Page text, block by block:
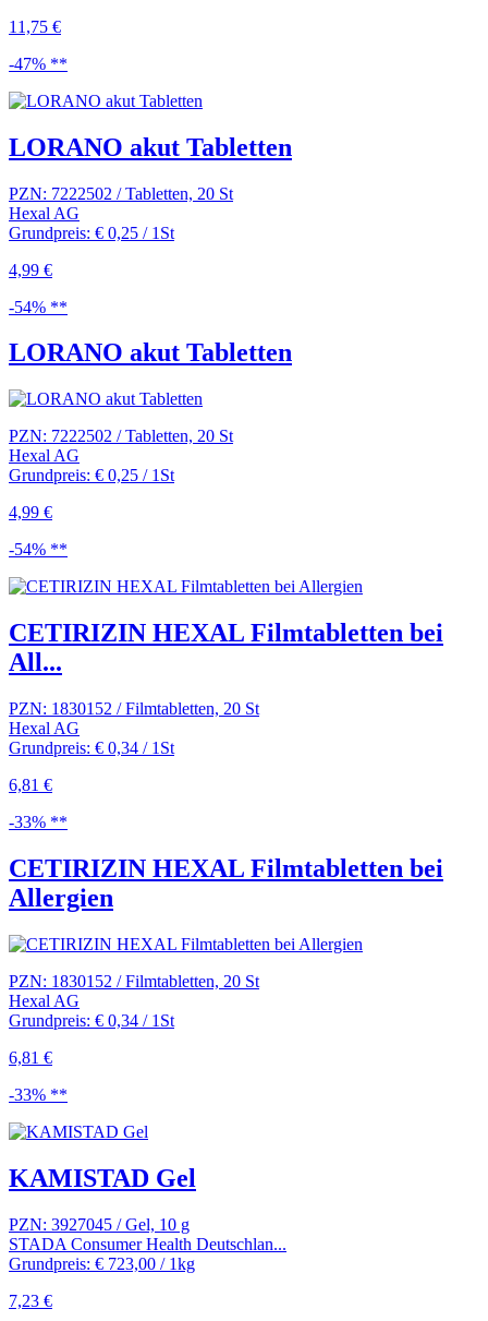
11,75 €
-47% **
LORANO akut Tabletten
PZN: 7222502 / Tabletten, 20 St
Hexal AG
Grundpreis: € 0,25 / 1St
4,99 €
-54% **
LORANO akut Tabletten
PZN: 7222502 / Tabletten, 20 St
Hexal AG
Grundpreis: € 0,25 / 1St
4,99 €
-54% **
CETIRIZIN HEXAL Filmtabletten bei
All...
PZN: 1830152 / Filmtabletten, 20 St
Hexal AG
Grundpreis: € 0,34 / 1St
6,81 €
-33% **
CETIRIZIN HEXAL Filmtabletten bei
Allergien
PZN: 1830152 / Filmtabletten, 20 St
Hexal AG
Grundpreis: € 0,34 / 1St
6,81 €
-33% **
KAMISTAD Gel
PZN: 3927045 / Gel, 10 g
STADA Consumer Health Deutschlan...
Grundpreis: € 723,00 / 1kg
7,23 €